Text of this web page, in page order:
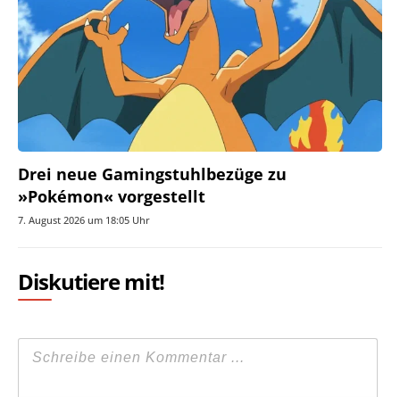
Drei neue Gamingstuhlbezüge zu
»Pokémon« vorgestellt
7. August 2026 um 18:05 Uhr
Diskutiere mit!